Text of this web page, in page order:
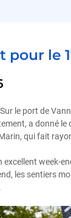
pour le
le port de
a donné le
qui fait
week-
les sentiers